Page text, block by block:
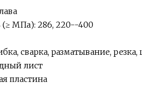
(≥ МПа): 286, 220--400
сварка, разматывание,
лист
пластина